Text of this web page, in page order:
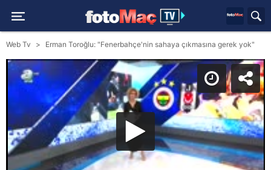
Web Tv Erman Toroğlu: "Fenerbahçe'nin sahaya çıkmasına gerek yok"